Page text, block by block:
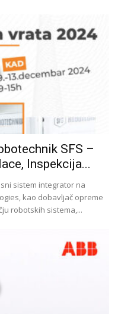
SFS –
Inspekcija...
sistem integrator na
kao dobavljač opreme
robotskih sistema,...